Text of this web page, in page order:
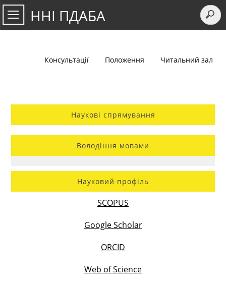
ННІ ПДАБА
Консультації Положення Читальний зал
Наукові спрямування
Володіння мовами
Науковий профіль
SCOPUS
Google Scholar
ORCID
Web of Science